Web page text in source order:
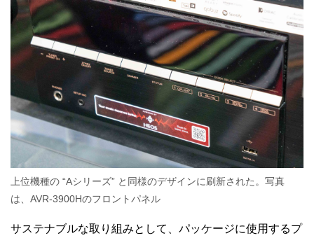
上位機種の “Aシリーズ” と同様のデザインに刷新された。写真
は、AVR-3900Hのフロントパネル
サステナブルな取り組みとして、パッケージに使用するプ